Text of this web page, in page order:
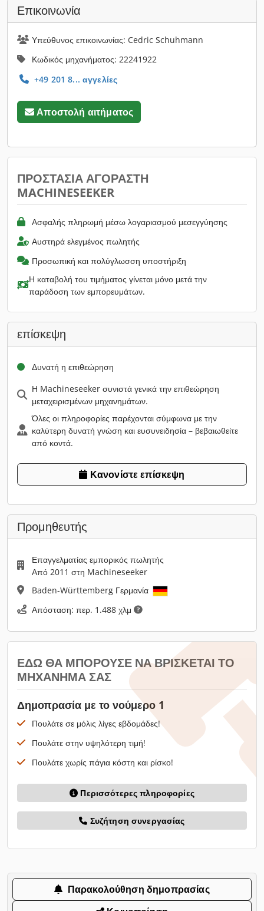
Επικοινωνία
Υπεύθυνος επικοινωνίας: Cedric Schuhmann
Κωδικός μηχανήματος: 22241922
+49 201 8... αγγελίες
Αποστολή αιτήματος
ΠΡΟΣΤΑΣΊΑ ΑΓΟΡΑΣΤΉ
MACHINESEEKER
Ασφαλής πληρωμή μέσω λογαριασμού μεσεγγύησης
Αυστηρά ελεγμένος πωλητής
Προσωπική και πολύγλωσση υποστήριξη
Η καταβολή του τιμήματος γίνεται μόνο μετά την
παράδοση των εμπορευμάτων.
επίσκεψη
Δυνατή η επιθεώρηση
Η Machineseeker συνιστά γενικά την επιθεώρηση
μεταχειρισμένων μηχανημάτων.
Όλες οι πληροφορίες παρέχονται σύμφωνα με την
καλύτερη δυνατή γνώση και ευσυνειδησία – βεβαιωθείτε
από κοντά.
Κανονίστε επίσκεψη
Προμηθευτής
Επαγγελματίας εμπορικός πωλητής
Από 2011 στη Machineseeker
Baden-Württemberg Γερμανία
Απόσταση: περ. 1.488 χλμ
ΕΔΏ ΘΑ ΜΠΟΡΟΎΣΕ ΝΑ ΒΡΊΣΚΕΤΑΙ ΤΟ
ΜΗΧΆΝΗΜΆ ΣΑΣ
Δημοπρασία με το νούμερο 1
Πουλάτε σε μόλις λίγες εβδομάδες!
Πουλάτε στην υψηλότερη τιμή!
Πουλάτε χωρίς πάγια κόστη και ρίσκο!
Περισσότερες πληροφορίες
Συζήτηση συνεργασίας
Παρακολούθηση δημοπρασίας